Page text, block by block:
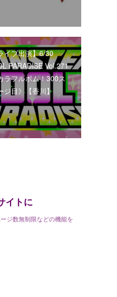
イブ出演】6/30
PARADISE Vol.271
ラフルボム！300ス
ジ目》【香川】
イトに
ジ数無制限などの機能を